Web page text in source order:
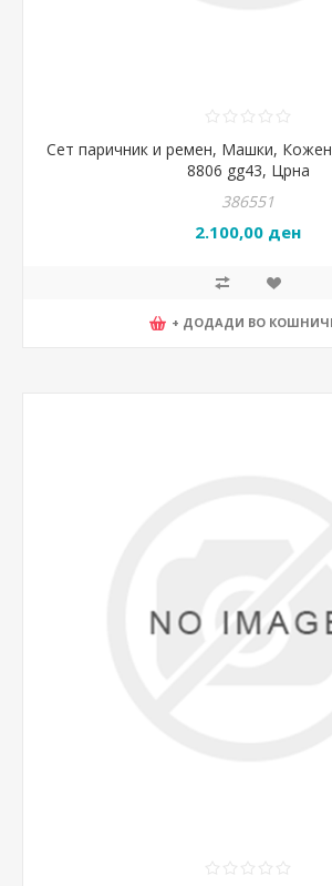
Сет паричник и ремен, Машки,
8806 gg43, Црна
386551
2.100,00 ден
+ ДОДАДИ ВО